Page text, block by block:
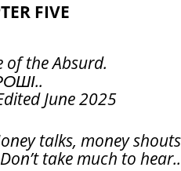
FIVE
of the Absurd.
..
June 2025
talks, money shouts
Don’t take much to hear..